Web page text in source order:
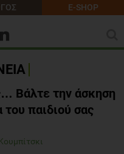
E-SHOP
Βάλτε την άσκηση
παιδιού σας